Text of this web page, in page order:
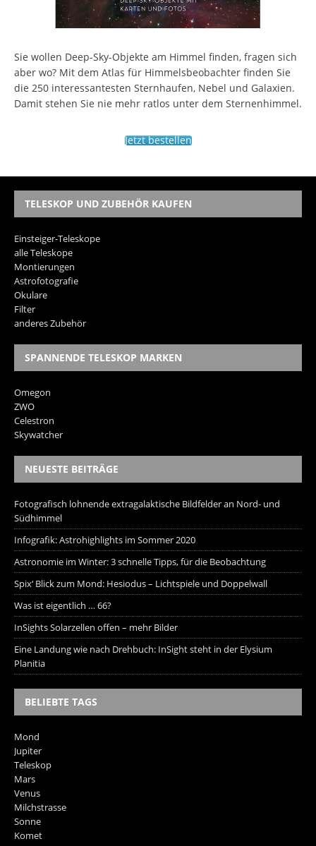
Sie wollen Deep-Sky-Objekte am Himmel finden, fragen sich
aber wo? Mit dem Atlas für Himmelsbeobachter finden Sie
die 250 interessantesten Sternhaufen, Nebel und Galaxien.
Damit stehen Sie nie mehr ratlos unter dem Sternenhimmel.
Jetzt bestellen
TELESKOP UND ZUBEHÖR KAUFEN
Einsteiger-Teleskope
alle Teleskope
Montierungen
Astrofotografie
Okulare
Filter
anderes Zubehör
SPANNENDE TELESKOP MARKEN
Omegon
ZWO
Celestron
Skywatcher
NEUESTE BEITRÄGE
Fotografisch lohnende extragalaktische Bildfelder an Nord- und
Südhimmel
Infografik: Astrohighlights im Sommer 2020
Astronomie im Winter: 3 schnelle Tipps, für die Beobachtung
Spix‘ Blick zum Mond: Hesiodus – Lichtspiele und Doppelwall
Was ist eigentlich … 66?
InSights Solarzellen offen – mehr Bilder
Eine Landung wie nach Drehbuch: InSight steht in der Elysium
Planitia
BELIEBTE TAGS
Mond
Jupiter
Teleskop
Mars
Venus
Milchstrasse
Sonne
Komet